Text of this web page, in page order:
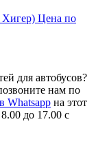
Хигер) Цена по
для автобусов?
нам по
Whatsapp на этот
до 17.00 с